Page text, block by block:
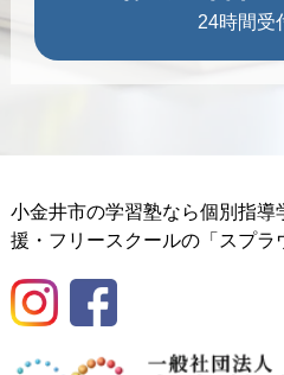
24時間受
小金井市の学習塾なら個別指導
援・フリースクールの「スプラ